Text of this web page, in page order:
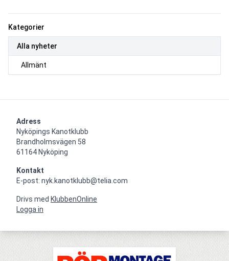
Kategorier
Alla nyheter
Allmänt
Adress
Nyköpings Kanotklubb
Brandholmsvägen 58
61164 Nyköping
Kontakt
E-post: nyk.kanotklubb@telia.com
Drivs med KlubbenOnline
Logga in